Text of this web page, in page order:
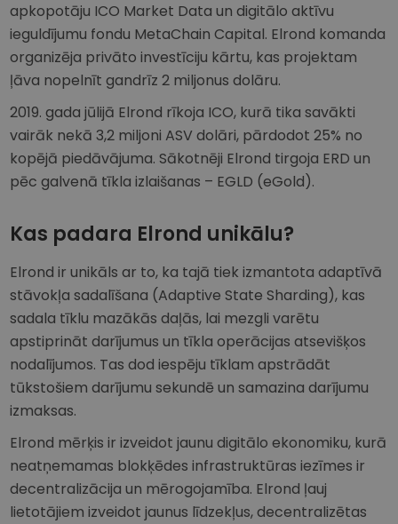
apkopotāju ICO Market Data un digitālo aktīvu
ieguldījumu fondu MetaChain Capital. Elrond komanda
organizēja privāto investīciju kārtu, kas projektam
ļāva nopelnīt gandrīz 2 miljonus dolāru.
2019. gada jūlijā Elrond rīkoja ICO, kurā tika savākti
vairāk nekā 3,2 miljoni ASV dolāri, pārdodot 25% no
kopējā piedāvājuma. Sākotnēji Elrond tirgoja ERD un
pēc galvenā tīkla izlaišanas – EGLD (eGold).
Kas padara Elrond unikālu?
Elrond ir unikāls ar to, ka tajā tiek izmantota adaptīvā
stāvokļa sadalīšana (Adaptive State Sharding), kas
sadala tīklu mazākās daļās, lai mezgli varētu
apstiprināt darījumus un tīkla operācijas atsevišķos
nodalījumos. Tas dod iespēju tīklam apstrādāt
tūkstošiem darījumu sekundē un samazina darījumu
izmaksas.
Elrond mērķis ir izveidot jaunu digitālo ekonomiku, kurā
neatņemamas blokķēdes infrastruktūras iezīmes ir
decentralizācija un mērogojamība. Elrond ļauj
lietotājiem izveidot jaunus līdzekļus, decentralizētas